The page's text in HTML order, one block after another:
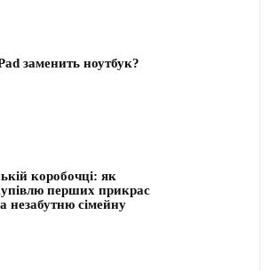
заменить ноутбук?
коробочці: як
перших прикрас
незабутню сімейну